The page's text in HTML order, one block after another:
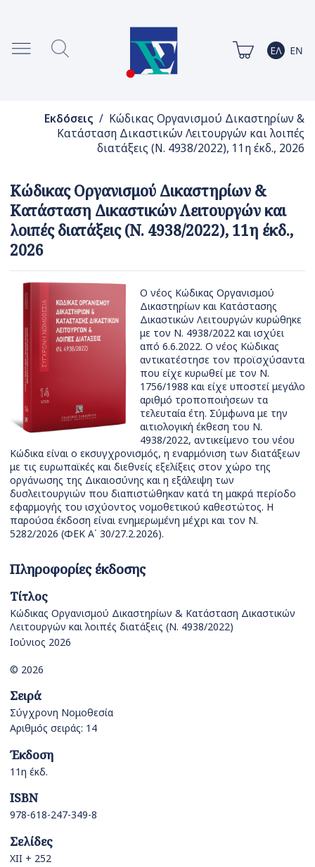
Εκδόσεις / Κώδικας Οργανισμού Δικαστηρίων &
Κατάσταση Δικαστικών Λειτουργών και λοιπές
διατάξεις (Ν. 4938/2022), 11η έκδ., 2026
Κώδικας Οργανισμού Δικαστηρίων &
Κατάσταση Δικαστικών Λειτουργών και
λοιπές διατάξεις (Ν. 4938/2022), 11η έκδ.,
2026
Ο νέος Κώδικας Οργανισμού
Δικαστηρίων και Κατάστασης
Δικαστικών Λειτουργών κυρώθηκε
με τον Ν. 4938/2022 και ισχύει
από 6.6.2022. Ο νέος Κώδικας
αντικατέστησε τον προϊσχύσαντα
που είχε κυρωθεί με τον Ν.
1756/1988 και είχε υποστεί μεγάλο
αριθμό τροποποιήσεων τα
τελευταία έτη. Σύμφωνα με την
αιτιολογική έκθεση του Ν.
4938/2022, αντικείμενο του νέου
Κώδικα είναι ο εκσυγχρονισμός, η εναρμόνιση των διατάξεων
με τις ευρωπαϊκές και διεθνείς εξελίξεις στον χώρο της
οργάνωσης της Δικαιοσύνης και η εξάλειψη των
δυσλειτουργιών που διαπιστώθηκαν κατά τη μακρά περίοδο
εφαρμογής του ισχύοντος νομοθετικού καθεστώτος. Η
παρούσα έκδοση είναι ενημερωμένη μέχρι και τον Ν.
5282/2026 (ΦΕΚ Α΄ 30/27.2.2026).
Πληροφορίες έκδοσης
Τίτλος
Κώδικας Οργανισμού Δικαστηρίων & Κατάσταση Δικαστικών
Λειτουργών και λοιπές διατάξεις (Ν. 4938/2022)
Ιούνιος 2026
© 2026
Σειρά
Σύγχρονη Νομοθεσία
Αριθμός σειράς: 14
Έκδοση
11η έκδ.
ISBN
978-618-247-349-8
Σελίδες
ΧΙΙ + 252